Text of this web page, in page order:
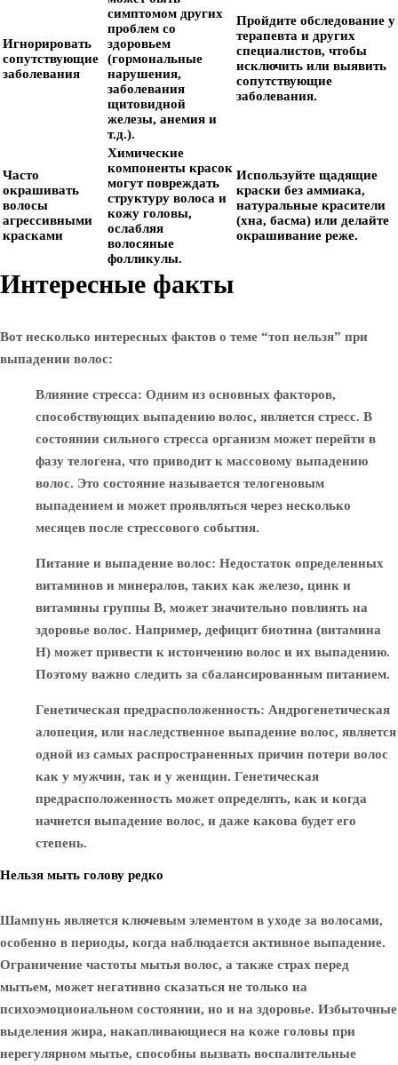
Игнорировать
сопутствующие
заболевания
симптомом других
проблем со
здоровьем
(гормональные
нарушения,
заболевания
щитовидной
железы, анемия и
т.д.).
Пройдите обследование у
терапевта и других
специалистов, чтобы
исключить или выявить
сопутствующие
заболевания.
Часто
окрашивать
волосы
агрессивными
красками
Химические
компоненты красок
могут повреждать
структуру волоса и
кожу головы,
ослабляя
волосяные
фолликулы.
Используйте щадящие
краски без аммиака,
натуральные красители
(хна, басма) или делайте
окрашивание реже.
Интересные факты
Вот несколько интересных фактов о теме “топ нельзя” при
выпадении волос:
Влияние стресса: Одним из основных факторов,
способствующих выпадению волос, является стресс. В
состоянии сильного стресса организм может перейти в
фазу телогена, что приводит к массовому выпадению
волос. Это состояние называется телогеновым
выпадением и может проявляться через несколько
месяцев после стрессового события.
Питание и выпадение волос: Недостаток определенных
витаминов и минералов, таких как железо, цинк и
витамины группы B, может значительно повлиять на
здоровье волос. Например, дефицит биотина (витамина
H) может привести к истончению волос и их выпадению.
Поэтому важно следить за сбалансированным питанием.
Генетическая предрасположенность: Андрогенетическая
алопеция, или наследственное выпадение волос, является
одной из самых распространенных причин потери волос
как у мужчин, так и у женщин. Генетическая
предрасположенность может определять, как и когда
начнется выпадение волос, и даже какова будет его
степень.
Нельзя мыть голову редко
Шампунь является ключевым элементом в уходе за волосами,
особенно в периоды, когда наблюдается активное выпадение.
Ограничение частоты мытья волос, а также страх перед
мытьем, может негативно сказаться не только на
психоэмоциональном состоянии, но и на здоровье. Избыточные
выделения жира, накапливающиеся на коже головы при
нерегулярном мытье, способны вызвать воспалительные